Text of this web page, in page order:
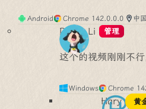
Android Chrome 142.0.0.0 中国
Dylan Li 管理
这个的视频刚刚不
Windows Chrome
Hary 黄